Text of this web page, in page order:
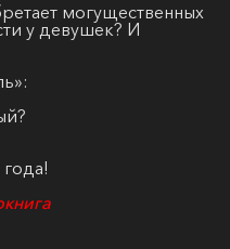
могущественных
у девушек? И